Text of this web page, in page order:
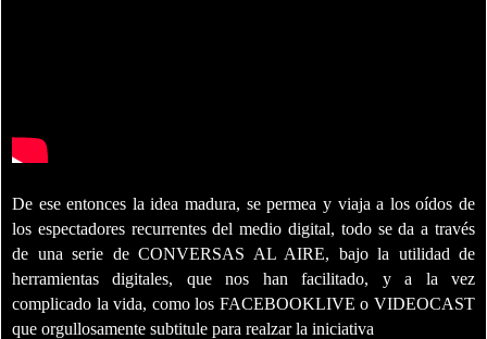
De ese entonces la idea madura, se permea y viaja a los oídos de
los espectadores recurrentes del medio digital, todo se da a través
de una serie de CONVERSAS AL AIRE, bajo la utilidad de
herramientas digitales, que nos han facilitado, y a la vez
complicado la vida, como los FACEBOOKLIVE oVIDEOCAST
que orgullosamente subtitule para realzar la iniciativa